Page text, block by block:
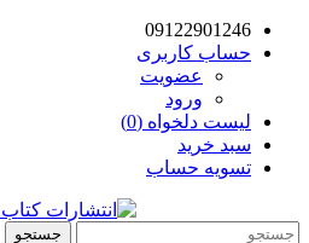
09122901246
حساب کاربری
عضویت
ورود
لیست دلخواه (0)
سبد خرید
تسویه حساب
جستجو